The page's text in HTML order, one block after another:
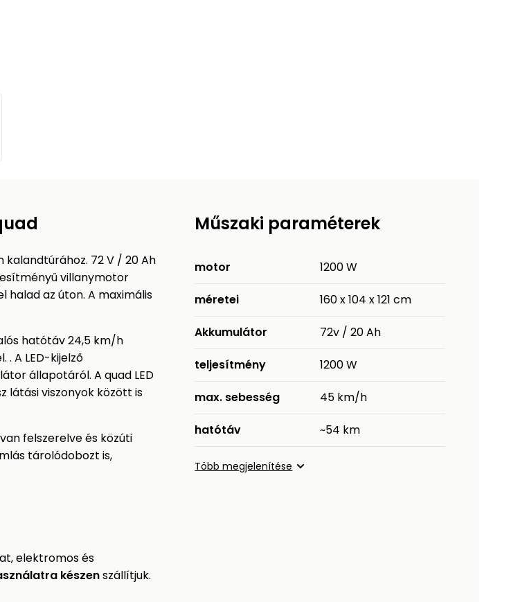
kalandtúrához. 72 V / 20 Ah
villanymotor
halad az úton. A maximális
hatótáv 24,5 km/h
A LED-kijelző
állapotáról. A quad LED
látási viszonyok között is
felszerelve és közúti
tárolódobozt is,
elektromos és
készenszállítjuk.
Műszaki paraméterek
motor 1200 W
méretei 160 x 104 x 121 cm
Akkumulátor 72v / 20 Ah
teljesítmény 1200 W
max. sebesség 45 km/h
hatótáv ~54 km
Több megjelenítése